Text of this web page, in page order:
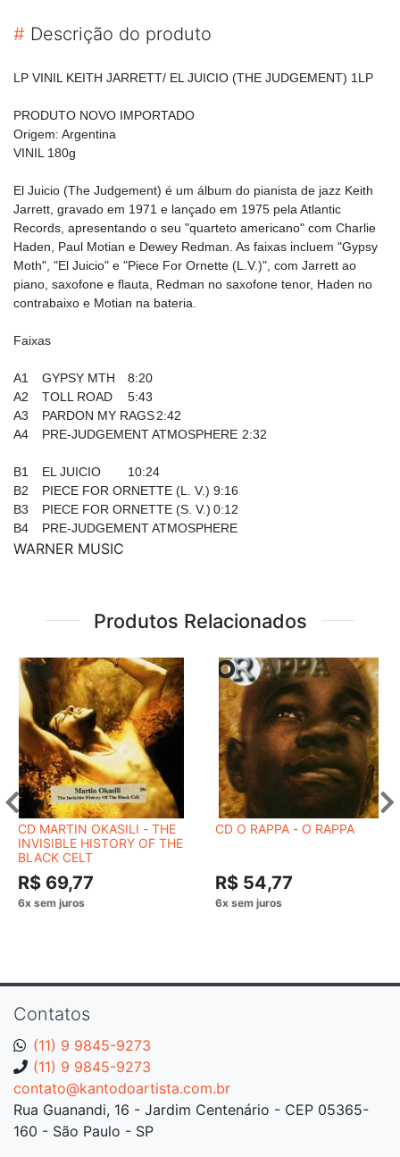
# Descrição do produto
LP VINIL KEITH JARRETT/ EL JUICIO (THE JUDGEMENT) 1LP
PRODUTO NOVO IMPORTADO
Origem: Argentina
VINIL 180g
El Juicio (The Judgement) é um álbum do pianista de jazz Keith
Jarrett, gravado em 1971 e lançado em 1975 pela Atlantic
Records, apresentando o seu "quarteto americano" com Charlie
Haden, Paul Motian e Dewey Redman. As faixas incluem "Gypsy
Moth", "El Juicio" e "Piece For Ornette (L.V.)", com Jarrett ao
piano, saxofone e flauta, Redman no saxofone tenor, Haden no
contrabaixo e Motian na bateria.
Faixas
A1 GYPSY MTH
8:20
A2
TOLL ROAD
5:43
A3
PARDON MY RAGS2:42
A4
PRE-JUDGEMENT ATMOSPHERE 2:32
B1 EL JUICIO
10:24
B2
PIECE FOR ORNETTE (L. V.) 9:16
B3
PIECE FOR ORNETTE (S. V.) 0:12
B4
PRE-JUDGEMENT ATMOSPHERE
WARNER MUSIC
Produtos Relacionados
CD MARTIN OKASILI - THE
INVISIBLE HISTORY OF THE
BLACK CELT
R$ 69,77
CD O RAPPA - O RAPPA
R$ 54,77
Contatos
(11) 9 9845-9273
(11) 9 9845-9273
contato@kantodoartista.com.br
Rua Guanandi, 16 - Jardim Centenário - CEP 05365-
160 - São Paulo - SP